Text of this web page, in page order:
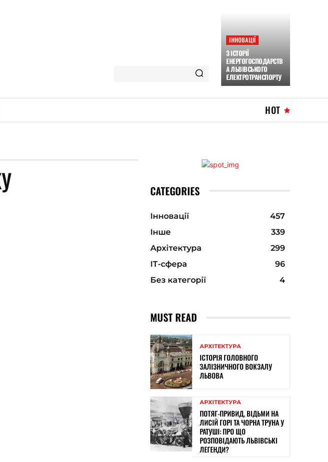
ІННОВАЦІЇ
З ІСТОРІЇ
ЕНЕРГОГОСПОДАРСТВ
А ЛЬВІВСЬКОГО
ЕЛЕКТРОТРАНСПОРТУ
HOT
CATEGORIES
Інновації
457
Інше
339
Архітектура
299
ІТ-сфера
96
Без категорії
4
MUST READ
АРХІТЕКТУРА
ІСТОРІЯ ГОЛОВНОГО
ЗАЛІЗНИЧНОГО ВОКЗАЛУ
ЛЬВОВА
АРХІТЕКТУРА
ПОТЯГ-ПРИВИД, ВІДЬМИ НА
ЛИСІЙ ГОРІ ТА ЧОРНА ТРУНА У
РАТУШІ: ПРО ЩО
РОЗПОВІДАЮТЬ ЛЬВІВСЬКІ
ЛЕГЕНДИ?